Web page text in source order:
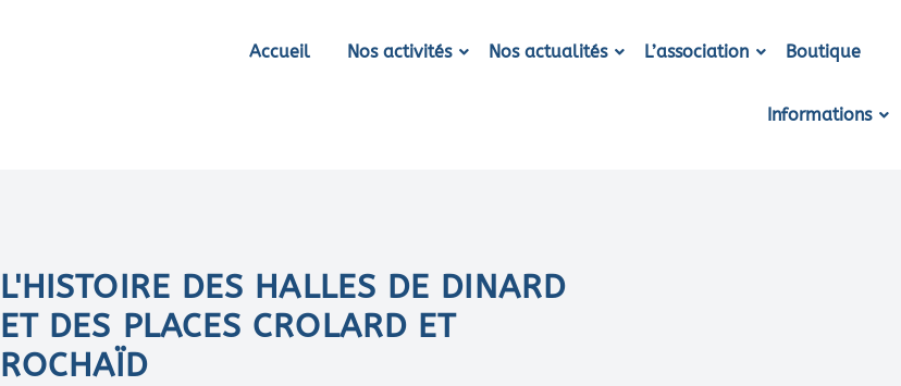
Accueil Nos activités Nos actualités L’association Boutique
Informations
L'HISTOIRE DES HALLES DE DINARD
ET DES PLACES CROLARD ET
ROCHAÏD